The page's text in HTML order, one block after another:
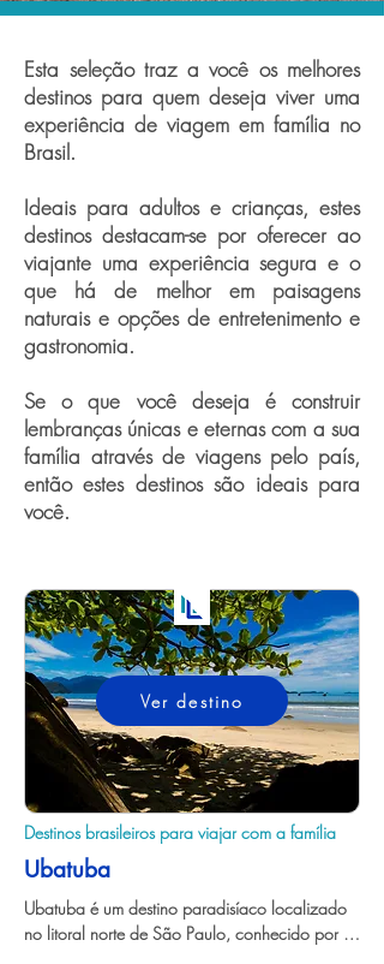
Esta seleção traz a você os melhores
destinos para quem deseja viver uma
experiência de viagem em família no
Brasil.
Ideais para adultos e crianças, estes
destinos destacam-se por oferecer ao
viajante uma experiência segura e o
que há de melhor em paisagens
naturais e opções de entretenimento e
gastronomia.
Se o que você deseja é construir
lembranças únicas e eternas com a sua
família através de viagens pelo país,
então estes destinos são ideais para
você.
Ver destino
Destinos brasileiros para viajar com a família
Ubatuba
Ubatuba é um destino paradisíaco localizado
no litoral norte de São Paulo, conhecido por